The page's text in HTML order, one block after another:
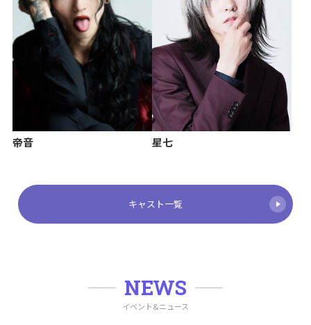
帝音 星七
キャスト一覧
NEWS
イベント&ニュース